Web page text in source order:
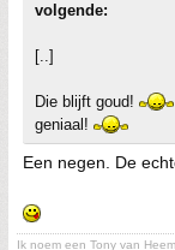
volgende:
[..]
Die blijft goud!
geniaal!
Een negen. De
Ik noem een Tony van